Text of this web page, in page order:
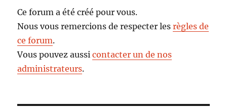
Ce forum a été créé pour vous.
Nous vous remercions de respecter lesrègles de
ce forum.
Vous pouvez aussicontacter un de nos
administrateurs.